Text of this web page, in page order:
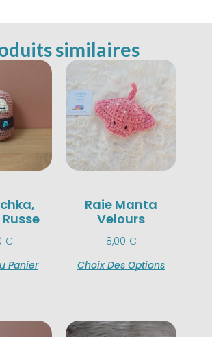
similaires
€
Panier
Raie Manta
Velours
8,00 €
Choix Des Options